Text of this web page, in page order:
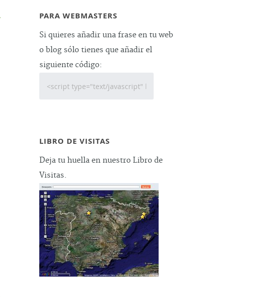
PARA WEBMASTERS
Si quieres añadir una frase en tu web
o blog sólo tienes que añadir el
siguiente código:
LIBRO DE VISITAS
Deja tu huella en nuestro Libro de
Visitas.